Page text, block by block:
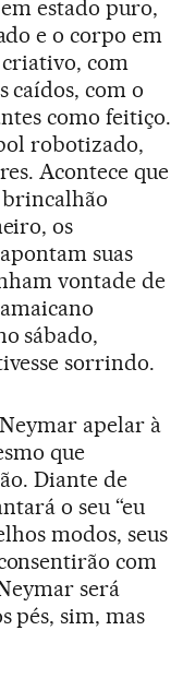
estado puro,
e o corpo em
com
caídos, com o
como feitiço.
robotizado,
Acontece que
brincalhão
os
suas
vontade de
sábado,
sorrindo.
apelar à
que
Diante de
o seu “eu
modos, seus
com
será
pés, sim, mas